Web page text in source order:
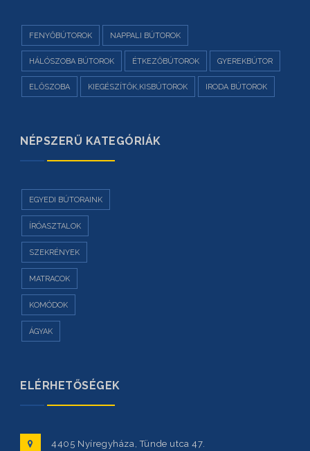
FENYŐBÚTOROK NAPPALI BÚTOROK
HÁLÓSZOBA BÚTOROK ÉTKEZŐBÚTOROK GYEREKBÚTOR
ELŐSZOBA KIEGÉSZÍTŐK,KISBÚTOROK IRODA BÚTOROK
NÉPSZERŰ KATEGÓRIÁK
EGYEDI BÚTORAINK
ÍRÓASZTALOK
SZEKRÉNYEK
MATRACOK
KOMÓDOK
ÁGYAK
ELÉRHETŐSÉGEK
4405 Nyíregyháza, Tünde utca 47.